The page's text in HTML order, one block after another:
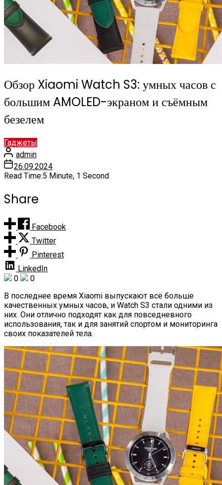
Обзор Xiaomi Watch S3: умных часов с
большим AMOLED-экраном и съёмным
безелем
Гаджеты
admin
26.09.2024
Read Time:5 Minute, 1 Second
Share
Facebook
Twitter
Pinterest
LinkedIn
0
0
В последнее время Xiaomi выпускают всё больше
качественных умных часов, и Watch S3 стали одними из
них. Они отлично подходят как для повседневного
использования, так и для занятий спортом и мониторинга
своих показателей тела.